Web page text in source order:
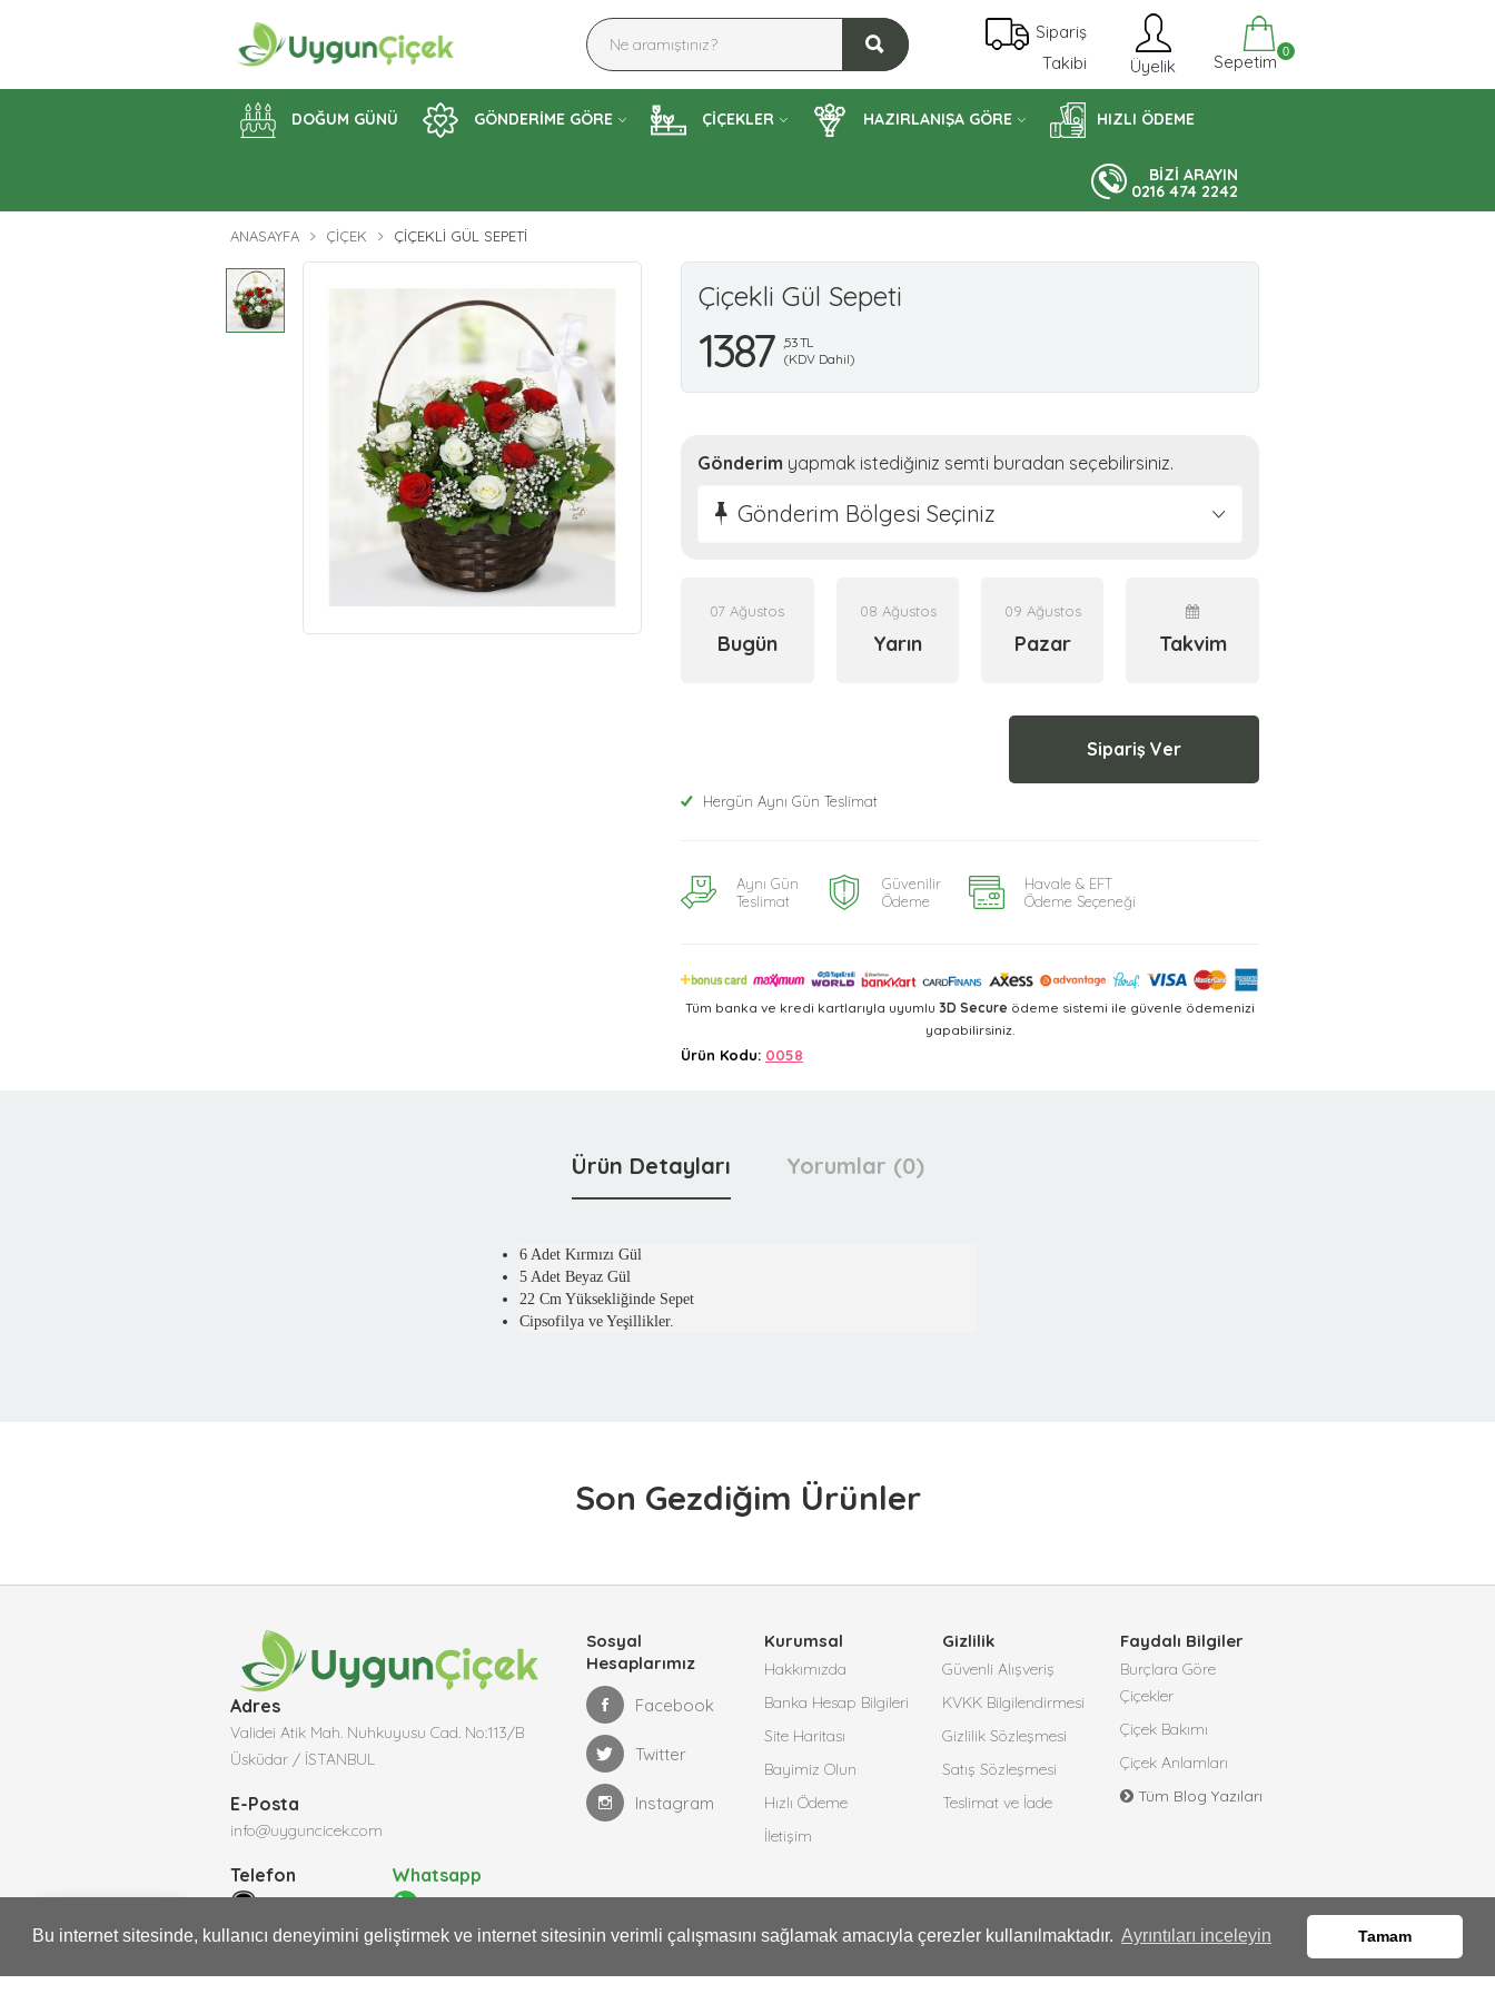
Bu internet sitesinde, kullanıcı deneyimini geliştirmek ve internet sitesinin verimli çalışmasını sağlamak amacıyla çerezler kullanılmaktadır. Ayrıntıları inceleyin Tamam
Sipariş
Takibi
Üyelik Sepetim 0
DOĞUM GÜNÜ GÖNDERİME GÖRE ÇİÇEKLER HAZIRLANIŞA GÖRE HIZLI ÖDEME
BİZİ ARAYIN
0216 474 2242
ANASAYFA ÇIÇEK ÇIÇEKLI GÜL SEPETI
Çiçekli Gül Sepeti
1387
,53 TL
(KDV Dahil)
Gönderim yapmak istediğiniz semti buradan seçebilirsiniz.
Gönderim Bölgesi Seçiniz
07 Ağustos
Bugün
08 Ağustos
Yarın
09 Ağustos
Pazar Takvim
Sipariş Ver
Hergün Aynı Gün Teslimat
Aynı Gün
Teslimat
Güvenilir
Ödeme
Havale & EFT
Ödeme Seçeneği
Tüm banka ve kredi kartlarıyla uyumlu 3D Secure ödeme sistemi ile güvenle ödemenizi
yapabilirsiniz.
Ürün Kodu: 0058
Ürün Detayları Yorumlar (0)
6 Adet Kırmızı Gül
5 Adet Beyaz Gül
22 Cm Yüksekliğinde Sepet
Cipsofilya ve Yeşillikler.
Son Gezdiğim Ürünler
Adres
Validei Atik Mah. Nuhkuyusu Cad. No:113/B
Üsküdar / İSTANBUL
E-Posta
info@uyguncicek.com
Telefon
0216 474 2242
Whatsapp
05423256797
Sosyal
Hesaplarımız
Facebook
Twitter
Instagram
Kurumsal
Hakkımızda
Banka Hesap Bilgileri
Site Haritası
Bayimiz Olun
Hızlı Ödeme
İletişim
Gizlilik
Güvenli Alışveriş
KVKK Bilgilendirmesi
Gizlilik Sözleşmesi
Satış Sözleşmesi
Teslimat ve İade
Faydalı Bilgiler
Burçlara Göre
Çiçekler
Çiçek Bakımı
Çiçek Anlamları
Tüm Blog Yazıları
Whatsapp